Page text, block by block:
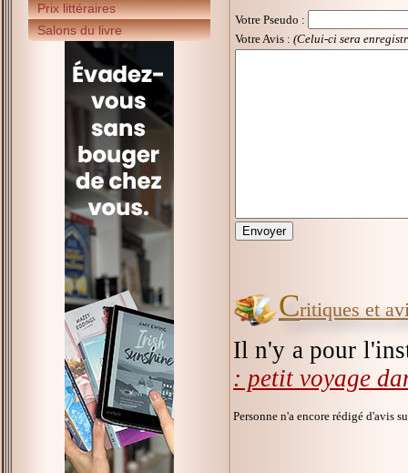
Prix littéraires
Salons du livre
Votre Pseudo :
Votre Avis : (Celui-ci sera
Critiques et
Il n'y a pour
: petit voyage
Personne n'a encore rédigé d'avis